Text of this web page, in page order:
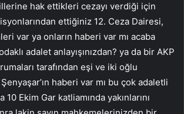
hak ettikleri cezayı verdiği için
ettiğiniz 12. Ceza Dairesi,
var ya onların haberi var mı acaba
adalet anlayışınızdan? ya da bir AKP
tarafından eşi ve iki oğlu
haberi var mı bu çok adaletli
10 Ekim Gar katliamında yakınlarını